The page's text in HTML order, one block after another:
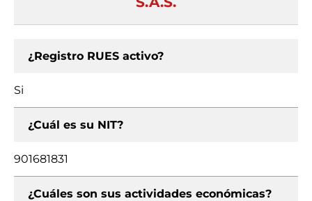
¿Registro RUES activo?
Si
¿Cuál es su NIT?
901681831
¿Cuáles son sus actividades económicas?